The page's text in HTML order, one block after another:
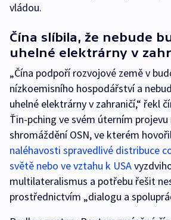
vládou.
Čína slíbila, že nebude
uhelné elektrárny v
„Čína podpoří rozvojové země v
nízkoemisního hospodářství a
uhelné elektrárny v zahraničí,“ řekl
Ťin-pching ve svém úterním projevu
shromáždění OSN, ve kterém
naléhavosti spravedlivé distribuce
světě nebo ve vztahu k USA
multilateralismus a potřebu řešit
prostřednictvím „dialogu a